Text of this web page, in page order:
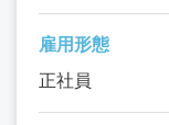
雇用形態
正社員